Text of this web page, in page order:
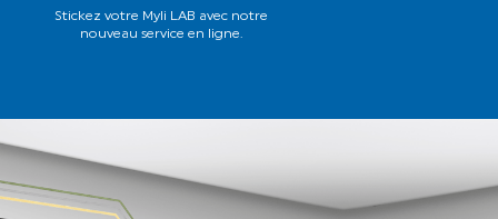
Stickez votre Myli LAB avec notre
nouveau service en ligne.